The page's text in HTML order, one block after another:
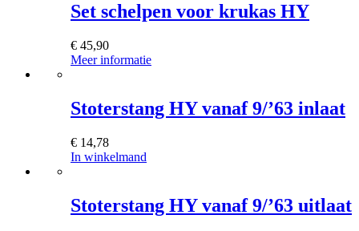
Set schelpen voor krukas HY
€ 45,90
Meer informatie
Stoterstang HY vanaf 9/’63 inlaat
€ 14,78
In winkelmand
Stoterstang HY vanaf 9/’63 uitlaat